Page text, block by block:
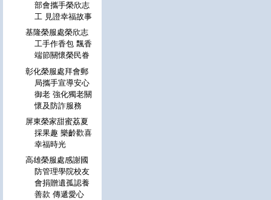
部會攜手榮欣志
工 見證幸福故事
基隆榮服處榮欣志
工手作香包 飄香
端節關懷榮民眷
彰化榮服處拜會郵
局攜手宣導安心
御老 強化獨老關
懷及防詐服務
屏東榮家甜蜜荔夏
採果趣 樂齡歡喜
幸福時光
高雄榮服處感謝國
防管理學院校友
會捐贈遺孤認養
善款 傳遞愛心